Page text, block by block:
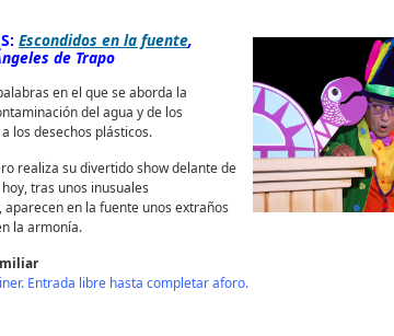
Escondidos en la fuente,
de Trapo
en el que se aborda la
del agua y de los
los desechos plásticos.
realiza su divertido show delante de
tras unos inusuales
en la fuente unos extraños
la armonía.
Entrada libre hasta completar aforo.